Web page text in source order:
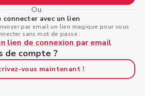
Ou
connecter avec un lien
par email un lien magique pour vous
sans mot de passe :
lien de connexion par email
de compte ?
vous maintenant !